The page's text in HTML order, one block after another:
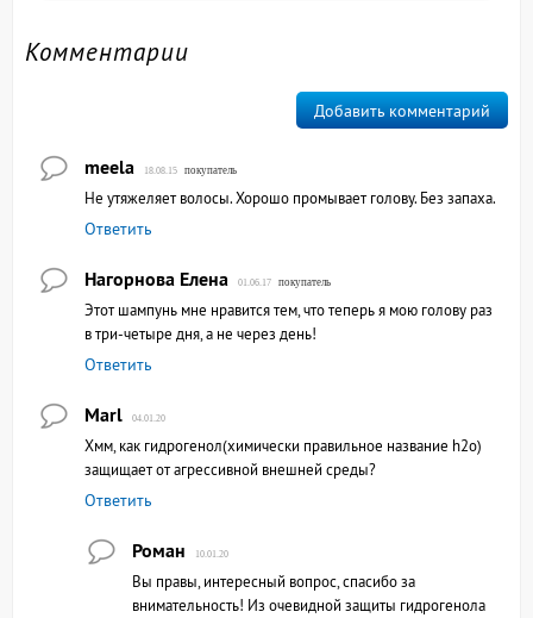
Комментарии
Добавить комментарий
meela 18.08.15 покупатель
Не утяжеляет волосы. Хорошо промывает голову. Без запаха.
Ответить
Нагорнова Елена 01.06.17 покупатель
Этот шампунь мне нравится тем, что теперь я мою голову раз
в три-четыре дня, а не через день!
Ответить
Marl 04.01.20
Хмм, как гидрогенол(химически правильное название h2o)
защищает от агрессивной внешней среды?
Ответить
Роман 10.01.20
Вы правы, интересный вопрос, спасибо за
внимательность! Из очевидной защиты гидрогенола